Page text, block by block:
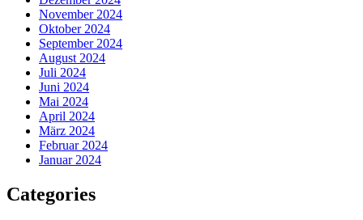
November 2024
Oktober 2024
September 2024
August 2024
Juli 2024
Juni 2024
Mai 2024
April 2024
März 2024
Februar 2024
Januar 2024
Categories